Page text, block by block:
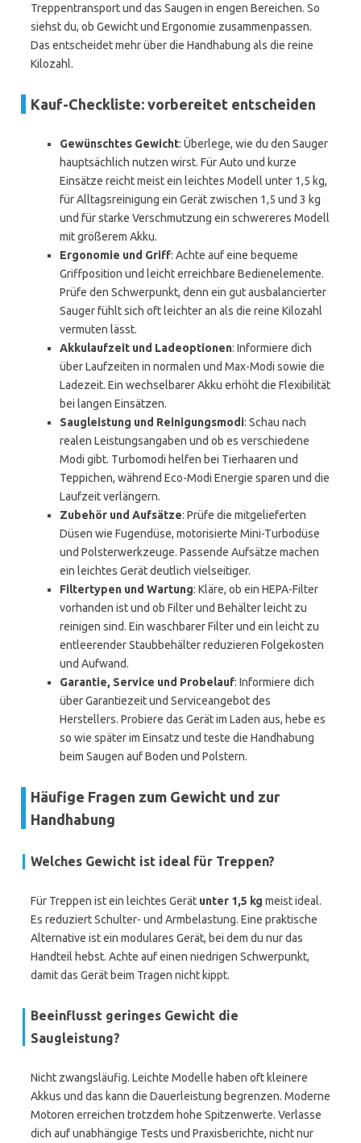
Treppentransport und das Saugen in engen Bereichen. So
siehst du, ob Gewicht und Ergonomie zusammenpassen.
Das entscheidet mehr über die Handhabung als die reine
Kilozahl.
Kauf-Checkliste: vorbereitet entscheiden
Gewünschtes Gewicht: Überlege, wie du den Sauger
hauptsächlich nutzen wirst. Für Auto und kurze
Einsätze reicht meist ein leichtes Modell unter 1,5 kg,
für Alltagsreinigung ein Gerät zwischen 1,5 und 3 kg
und für starke Verschmutzung ein schwereres Modell
mit größerem Akku.
Ergonomie und Griff: Achte auf eine bequeme
Griffposition und leicht erreichbare Bedienelemente.
Prüfe den Schwerpunkt, denn ein gut ausbalancierter
Sauger fühlt sich oft leichter an als die reine Kilozahl
vermuten lässt.
Akkulaufzeit und Ladeoptionen: Informiere dich
über Laufzeiten in normalen und Max-Modi sowie die
Ladezeit. Ein wechselbarer Akku erhöht die Flexibilität
bei langen Einsätzen.
Saugleistung und Reinigungsmodi: Schau nach
realen Leistungsangaben und ob es verschiedene
Modi gibt. Turbomodi helfen bei Tierhaaren und
Teppichen, während Eco-Modi Energie sparen und die
Laufzeit verlängern.
Zubehör und Aufsätze: Prüfe die mitgelieferten
Düsen wie Fugendüse, motorisierte Mini-Turbodüse
und Polsterwerkzeuge. Passende Aufsätze machen
ein leichtes Gerät deutlich vielseitiger.
Filtertypen und Wartung: Kläre, ob ein HEPA-Filter
vorhanden ist und ob Filter und Behälter leicht zu
reinigen sind. Ein waschbarer Filter und ein leicht zu
entleerender Staubbehälter reduzieren Folgekosten
und Aufwand.
Garantie, Service und Probelauf: Informiere dich
über Garantiezeit und Serviceangebot des
Herstellers. Probiere das Gerät im Laden aus, hebe es
so wie später im Einsatz und teste die Handhabung
beim Saugen auf Boden und Polstern.
Häufige Fragen zum Gewicht und zur
Handhabung
Welches Gewicht ist ideal für Treppen?
Für Treppen ist ein leichtes Gerät unter 1,5 kg meist ideal.
Es reduziert Schulter- und Armbelastung. Eine praktische
Alternative ist ein modulares Gerät, bei dem du nur das
Handteil hebst. Achte auf einen niedrigen Schwerpunkt,
damit das Gerät beim Tragen nicht kippt.
Beeinflusst geringes Gewicht die
Saugleistung?
Nicht zwangsläufig. Leichte Modelle haben oft kleinere
Akkus und das kann die Dauerleistung begrenzen. Moderne
Motoren erreichen trotzdem hohe Spitzenwerte. Verlasse
dich auf unabhängige Tests und Praxisberichte, nicht nur